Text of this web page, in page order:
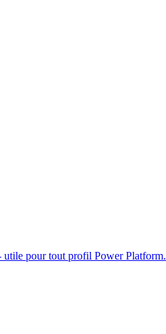
utile pour tout profil Power Platform.